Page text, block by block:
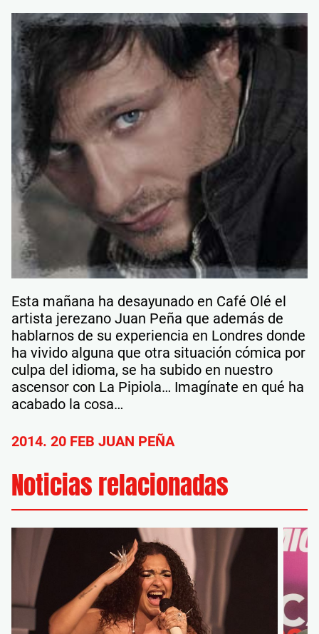
Esta mañana ha desayunado en Café Olé el
artista jerezano Juan Peña que además de
hablarnos de su experiencia en Londres donde
ha vivido alguna que otra situación cómica por
culpa del idioma, se ha subido en nuestro
ascensor con La Pipiola… Imagínate en qué ha
acabado la cosa…
2014. 20 FEB JUAN PEÑA
Noticias relacionadas